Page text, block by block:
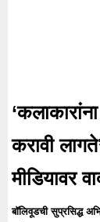
करावी
मीडियावर
बॉलिवूडची सुप्रसिद्ध